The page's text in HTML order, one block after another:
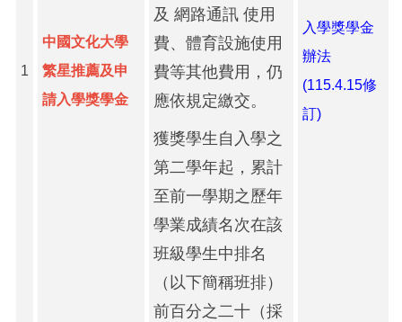
1
中國文化大學
繁星推薦及申
請入學獎學金
及 網路通訊 使用
費、體育設施使用
費等其他費用，仍
應依規定繳交。
獲獎學生自入學之
第二學年起，累計
至前一學期之歷年
學業成績名次在該
班級學生中排名
（以下簡稱班排）
前百分之二十（採
入學獎學金
辦法
(115.4.15修
訂)